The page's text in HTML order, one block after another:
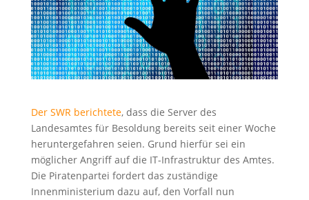
Der SWR berichtete, dass die Server des
Landesamtes für Besoldung bereits seit einer Woche
heruntergefahren seien. Grund hierfür sei ein
möglicher Angriff auf die IT-Infrastruktur des Amtes.
Die Piratenpartei fordert das zuständige
Innenministerium dazu auf, den Vorfall nun